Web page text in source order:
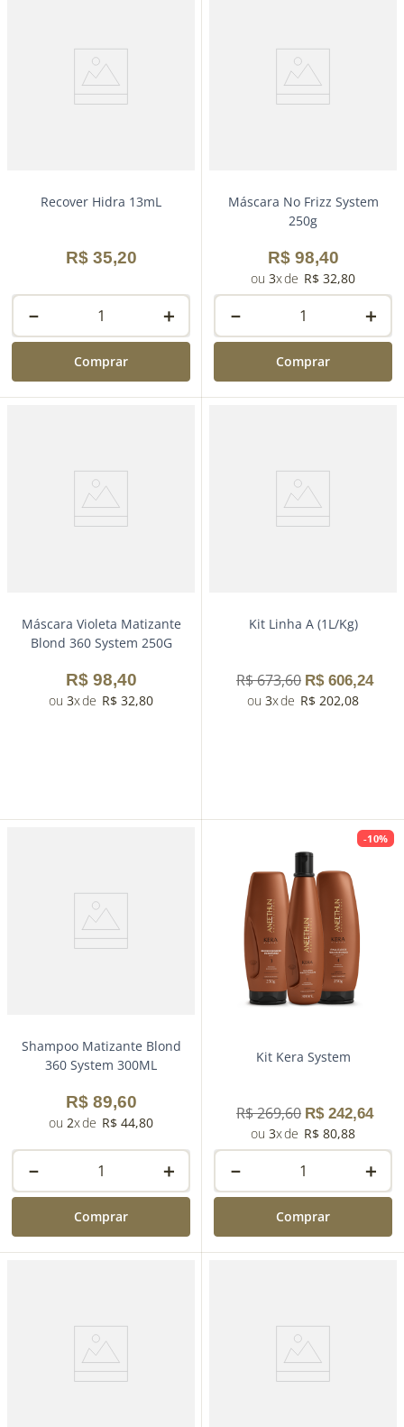
Comprar
Recover Hidra 13mL
R$ 35,20
＋
－
Comprar
Máscara No Frizz System
250g
R$ 98,40
3 R$ 32,80
＋
－
Comprar
Máscara Violeta Matizante
Blond 360 System 250G
R$ 98,40
3 R$ 32,80
Kit Linha A (1L/Kg)
R$673,60 R$ 606,24
3
R$ 202,08
Comprar
Shampoo Matizante Blond
360 System 300ML
R$ 89,60
2 R$ 44,80
＋
－
Comprar
-10%
Kit Kera System
R$269,60 R$ 242,64
3
R$ 80,88
＋
－
Comprar